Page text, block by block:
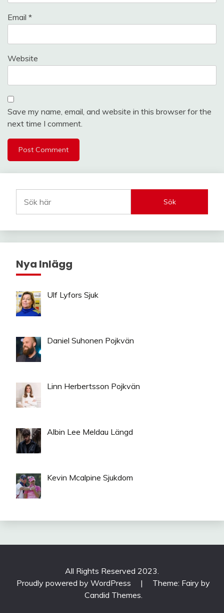
Email *
Website
Save my name, email, and website in this browser for the
next time I comment.
Sök
Nya Inlägg
Ulf Lyfors Sjuk
Daniel Suhonen Pojkvän
Linn Herbertsson Pojkvän
Albin Lee Meldau Längd
Kevin Mcalpine Sjukdom
All Rights Reserved 2023.
Proudly powered by WordPress
|
Theme: Fairy by
Candid Themes.